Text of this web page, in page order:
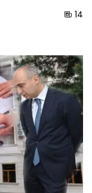
14